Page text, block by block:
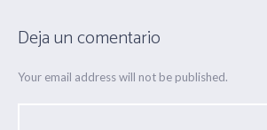
Deja un comentario
Your email address will not be published.